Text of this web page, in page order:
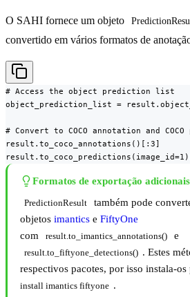
O SAHI fornece um objeto
convertido em vários formatos de
# Access the object prediction list
object_prediction_list =
# Convert to COCO annotation and
result.to_coco_annotations()[:3]
Formatos de exportação adicionais
PredictionResult
também pode
objetos imantics e FiftyOne
com
result.to_imantics_annotations() e
result.to_fiftyone_detections() . Estes
respectivos pacotes, por isso instala-
install imantics fiftyone .